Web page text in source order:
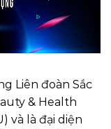
Liên đoàn Sắc
& Health
và là đại diện